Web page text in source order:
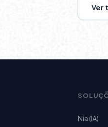
Ver
Nia (IA)